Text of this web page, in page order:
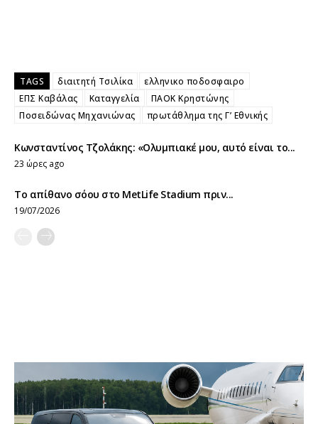
TAGS διαιτητή Τσιλίκα
ελληνικο ποδοσφαιρο
ΕΠΣ Καβάλας
Καταγγελία
ΠΑΟΚ Κρηστώνης
Ποσειδώνας Μηχανιώνας
πρωτάθλημα της Γ’ Εθνικής
Κωνσταντίνος Τζολάκης: «Ολυμπιακέ μου, αυτό είναι το...
23 ώρες ago
Το απίθανο σόου στο MetLife Stadium πριν...
19/07/2026